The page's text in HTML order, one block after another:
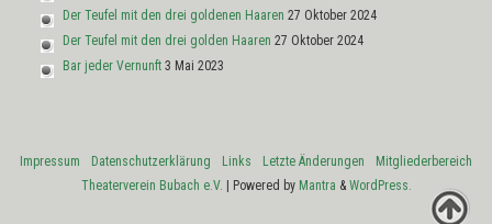
Der Teufel mit den drei goldenen Haaren 27 Oktober 2024
Der Teufel mit den drei golden Haaren 27 Oktober 2024
Bar jeder Vernunft 3 Mai 2023
Impressum Datenschutzerklärung Links Letzte Änderungen
Mitgliederbereich
Theaterverein Bubach e.V. | Powered by Mantra & WordPress.